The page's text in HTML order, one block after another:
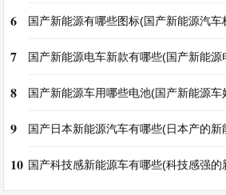
6 国产新能源有哪些图标(国产新能源汽车
7 国产新能源电车新款有哪些(国产新能源
8 国产新能源车用哪些电池(国产新能源车
9 国产日本新能源汽车有哪些(日本产的新
10 国产科技感新能源车有哪些(科技感强的